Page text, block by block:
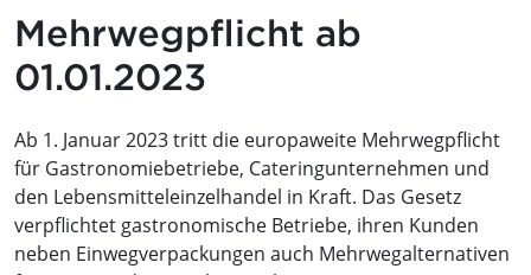
Mehrwegpflicht ab
01.01.2023
Ab 1. Januar 2023 tritt die europaweite Mehrwegpflicht
für Gastronomiebetriebe, Cateringunternehmen und
den Lebensmitteleinzelhandel in Kraft. Das Gesetz
verpflichtet gastronomische Betriebe, ihren Kunden
neben Einwegverpackungen auch Mehrwegalternativen